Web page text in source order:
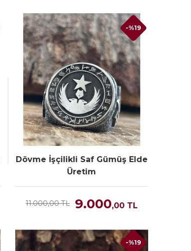
Dövme İşçilikli Saf Gümüş Elde
Üretim
11.000,00 TL 9.000,00TL
-%19
-%19